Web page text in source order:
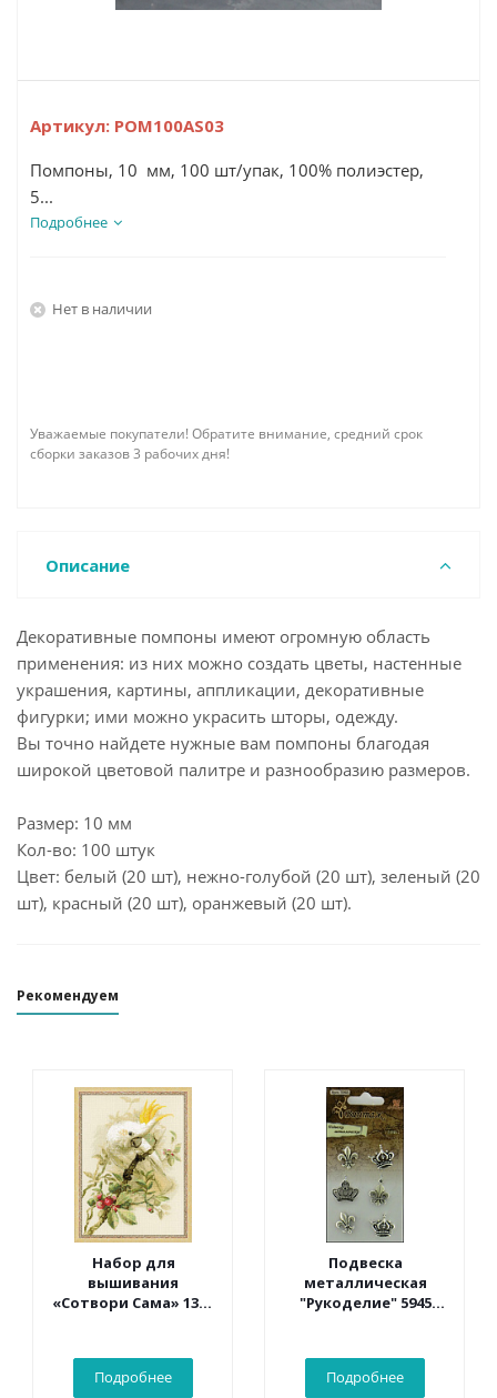
Артикул: POM100AS03
Помпоны, 10 мм, 100 шт/упак, 100% полиэстер,
5...
Подробнее
Нет в наличии
Уважаемые покупатели! Обратите внимание, средний срок
сборки заказов 3 рабочих дня!
Описание
Декоративные помпоны имеют огромную область
применения: из них можно создать цветы, настенные
украшения, картины, аппликации, декоративные
фигурки; ими можно украсить шторы, одежду.
Вы точно найдете нужные вам помпоны благодая
широкой цветовой палитре и разнообразию размеров.
Размер: 10 мм
Кол-во: 100 штук
Цвет: белый (20 шт), нежно-голубой (20 шт), зеленый (20
шт), красный (20 шт), оранжевый (20 шт).
Рекомендуем
Набор для
вышивания
«Сотвори Сама» 1362
Подробнее
Подвеска
металлическая
"Рукоделие" 5945
Подробнее